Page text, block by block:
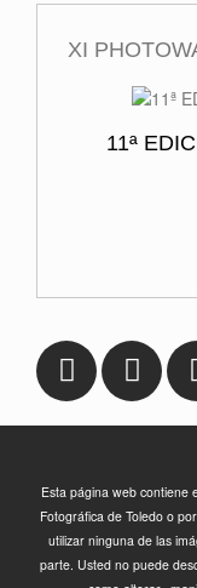
XI
11ª
Esta página web contiene
Fotográfica de Toledo o
utilizar ninguna de las
parte. Usted no puede